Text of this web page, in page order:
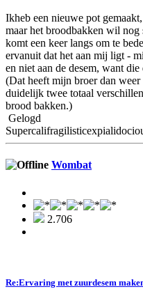
Ikheb een nieuwe pot
maar het broodbakken wil
komt een keer langs om te
ervanuit dat het aan mij ligt -
en niet aan de desem, want
(Dat heeft mijn broer dan
duidelijk twee totaal
brood bakken.)
Gelogd
Wombat
2.706
Re:Ervaring met zuurdesem